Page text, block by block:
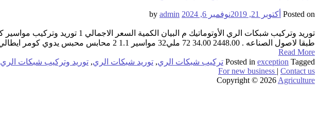
Posted on أكتوبر 21, 2019 نوفمبر 6, 2024 admin
طبقا لاصول الصناعه . 2448.00 34.00 72 ملي32 مواسير 1.1 2 محابس محبس يدوي كومر ايطالي بالغرفة IPMوجميع القطع والاكسسوار كومر وتسليم طبقا لاصول الصناعه . 1890.00 630.00 3 المحبس 2.1 ...
Read More
Posted in exception Tagged تركيب شبكات الري, توريد شبكات الري, توريد وتركيب شبكات الري
For new business | Contact us
Copyright © 2026Agriculture